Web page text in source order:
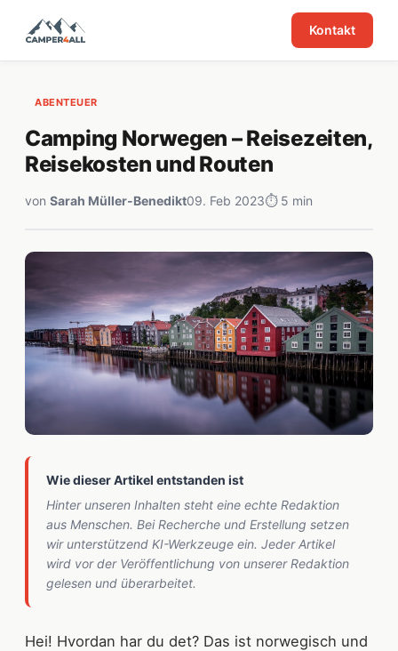
Kontakt
ABENTEUER
Camping Norwegen – Reisezeiten,
Reisekosten und Routen
von Sarah Müller-Benedikt09. Feb 2023⏱ 5 min
Wie dieser Artikel entstanden ist
Hinter unseren Inhalten steht eine echte Redaktion
aus Menschen. Bei Recherche und Erstellung setzen
wir unterstützend KI-Werkzeuge ein. Jeder Artikel
wird vor der Veröffentlichung von unserer Redaktion
gelesen und überarbeitet.
Hei! Hvordan har du det? Das ist norwegisch und